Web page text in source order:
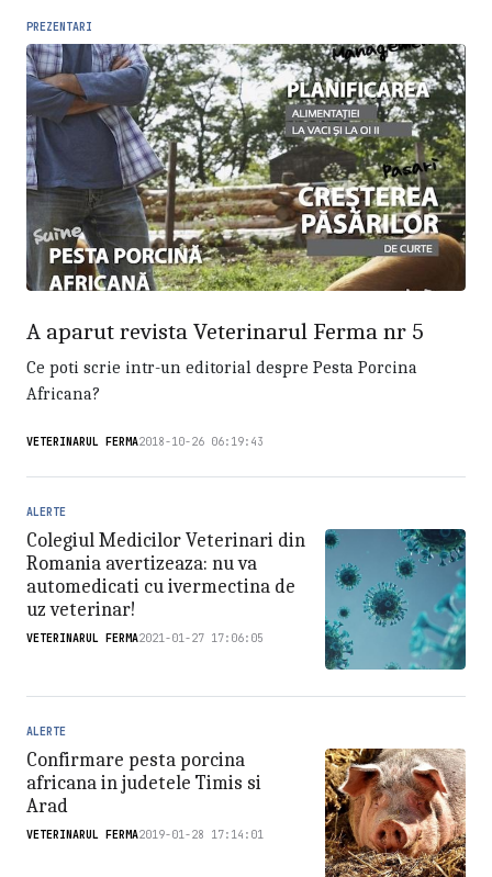
PREZENTARI
A aparut revista Veterinarul Ferma nr 5
Ce poti scrie intr-un editorial despre Pesta Porcina
Africana?
VETERINARUL FERMA2018-10-26 06:19:43
ALERTE
Colegiul Medicilor Veterinari din
Romania avertizeaza: nu va
automedicati cu ivermectina de
uz veterinar!
VETERINARUL FERMA2021-01-27 17:06:05
ALERTE
Confirmare pesta porcina
africana in judetele Timis si
Arad
VETERINARUL FERMA2019-01-28 17:14:01